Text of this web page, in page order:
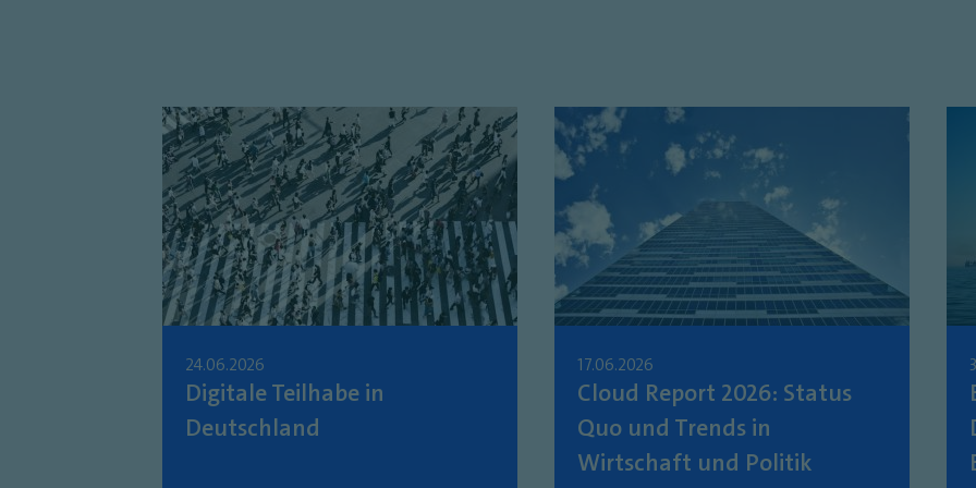
24.06.2026
Digitale Teilhabe in
Deutschland
17.06.2026
Cloud Report 2026: Status
Quo und Trends in
Wirtschaft und Politik